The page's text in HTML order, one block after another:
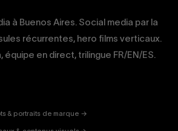
à Buenos Aires. Social media par la
récurrentes, hero films verticaux.
équipe en direct, trilingue FR/EN/ES.
& portraits de marque →
DOC